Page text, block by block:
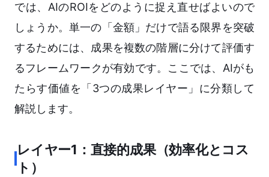
では、AIのROIをどのように捉え直せばよいので
しょうか。単一の「金額」だけで語る限界を突破
するためには、成果を複数の階層に分けて評価す
るフレームワークが有効です。ここでは、AIがも
たらす価値を「3つの成果レイヤー」に分類して
解説します。
レイヤー1：直接的成果（効率化とコス
ト）